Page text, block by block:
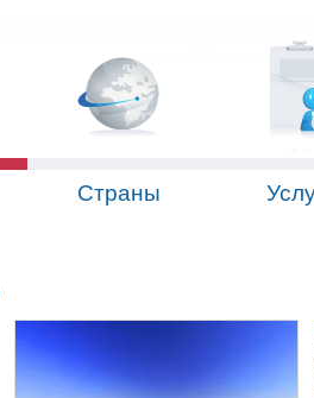
Страны